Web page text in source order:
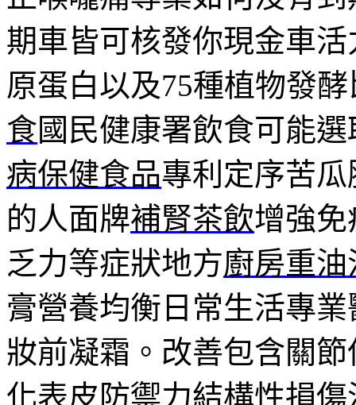
期車皆可核發你現金車
原蛋白以及75種植物發
食國民健康署飲食可能
病保健食品專利定序苦
的人面牌補腎茶飲增強
乏力等症狀地方廚房重
膏營養均衡日常生活專業
妝前凝霜。改善包含關
化表皮防禦力結構性損